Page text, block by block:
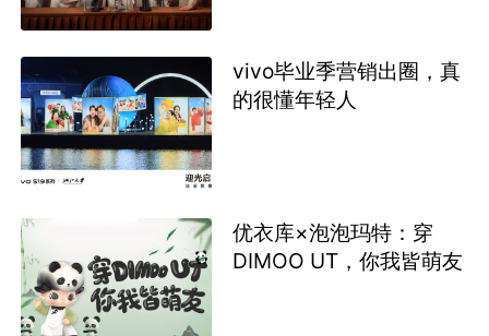
vivo毕业季营销出圈，真
的很懂年轻人
优衣库×泡泡玛特：穿
DIMOO UT，你我皆萌友